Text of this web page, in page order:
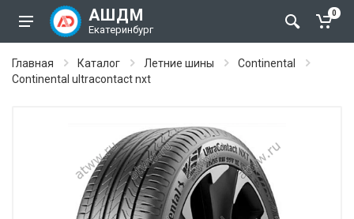
АШДМ
Екатеринбург
0
Главная Каталог Летние шины
Continental
Continental ultracontact nxt